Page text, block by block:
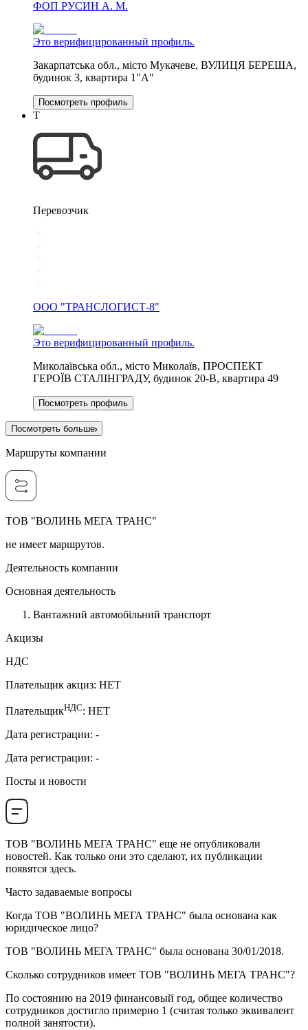
ФОП РУСИН А. М.
Это верифицированный профиль.
Закарпатська обл., місто Мукачеве, ВУЛИЦЯ БЕРЕША,
будинок 3, квартира 1"А"
Посмотреть профиль
Т
Перевозчик
ООО "ТРАНСЛОГИСТ-8"
Это верифицированный профиль.
Миколаївська обл., місто Миколаїв, ПРОСПЕКТ
ГЕРОЇВ СТАЛІНГРАДУ, будинок 20-В, квартира 49
Посмотреть профиль
Посмотреть больше
Маршруты компании
ТОВ "ВОЛИНЬ МЕГА ТРАНС"
не имеет маршрутов.
Деятельность компании
Основная деятельность
Вантажний автомобільний транспорт
Акцизы
НДС
Плательщик акциз: НЕТ
ПлательщикНДС: НЕТ
Дата регистрации: -
Дата регистрации: -
Посты и новости
ТОВ "ВОЛИНЬ МЕГА ТРАНС" еще не опубликовали
новостей. Как только они это сделают, их публикации
появятся здесь.
Часто задаваемые вопросы
Когда ТОВ "ВОЛИНЬ МЕГА ТРАНС" была основана как
юридическое лицо?
ТОВ "ВОЛИНЬ МЕГА ТРАНС" была основана 30/01/2018.
Сколько сотрудников имеет ТОВ "ВОЛИНЬ МЕГА ТРАНС"?
По состоянию на 2019 финансовый год, общее количество
сотрудников достигло примерно 1 (считая только эквивалент
полной занятости).